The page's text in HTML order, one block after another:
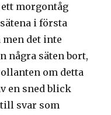
ett morgontåg
i första
men det inte
några säten bort,
om detta
en sned blick
till svar som